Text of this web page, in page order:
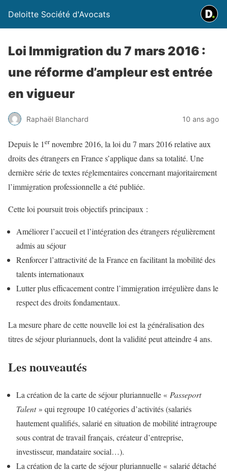
Deloitte Société d'Avocats
Loi Immigration du 7 mars 2016 :
une réforme d’ampleur est entrée
en vigueur
Raphaël Blanchard 10 ans ago
Depuis le 1ernovembre 2016, la loi du 7 mars 2016 relative aux
droits des étrangers en France s’applique dans sa totalité. Une
dernière série de textes réglementaires concernant majoritairement
l’immigration professionnelle a été publiée.
Cette loi poursuit trois objectifs principaux :
Améliorer l’accueil et l’intégration des étrangers régulièrement
admis au séjour
Renforcer l’attractivité de la France en facilitant la mobilité des
talents internationaux
Lutter plus efficacement contre l’immigration irrégulière dans le
respect des droits fondamentaux.
La mesure phare de cette nouvelle loi est la généralisation des
titres de séjour pluriannuels, dont la validité peut atteindre 4 ans.
Les nouveautés
La création de la carte de séjour pluriannuelle « Passeport
Talent» qui regroupe 10 catégories d’activités (salariés
hautement qualifiés, salarié en situation de mobilité intragroupe
sous contrat de travail français, créateur d’entreprise,
investisseur, mandataire social…).
La création de la carte de séjour pluriannuelle « salarié détaché